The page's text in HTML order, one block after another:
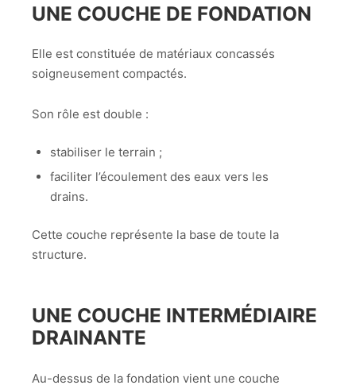
UNE COUCHE DE FONDATION
Elle est constituée de matériaux concassés
soigneusement compactés.
Son rôle est double :
stabiliser le terrain ;
faciliter l’écoulement des eaux vers les
drains.
Cette couche représente la base de toute la
structure.
UNE COUCHE INTERMÉDIAIRE
DRAINANTE
Au-dessus de la fondation vient une couche